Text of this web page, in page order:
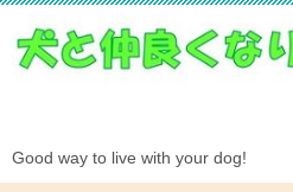
Good way to live with your dog!